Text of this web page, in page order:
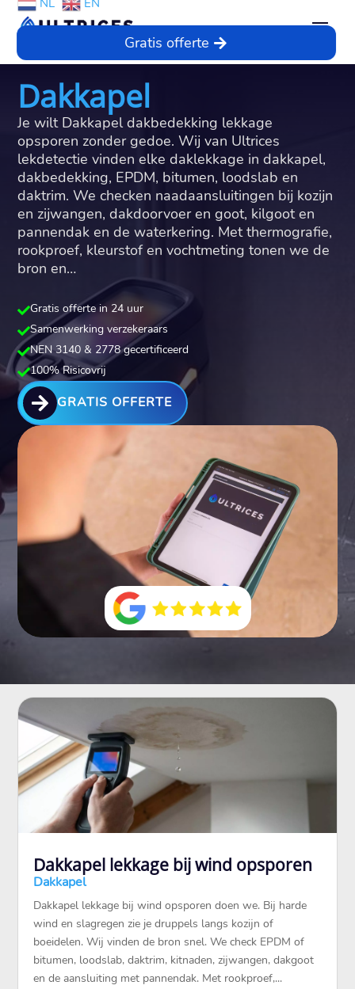
NL EN
Gratis offerte
Dakkapel
Je wilt Dakkapel dakbedekking lekkage
opsporen zonder gedoe.​ Wij van Ultrices
lekdetectie vinden elke daklekkage in dakkapel,
dakbedekking, EPDM, bitumen, loodslab en
daktrim.​ We checken naadaansluitingen bij kozijn
en zijwangen, dakdoorvoer en goot, kilgoot en
pannendak en de waterkering.​ Met thermografie,
rookproef, kleurstof en vochtmeting tonen we de
bron en…
Gratis offerte in 24 uur
Samenwerking verzekeraars
NEN 3140 & 2778 gecertificeerd
100% Risicovrij
 GRATIS OFFERTE
Dakkapel lekkage bij wind opsporen
Dakkapel
Dakkapel lekkage bij wind opsporen doen we.​ Bij harde
wind en slagregen zie je druppels langs kozijn of
boeidelen.​ Wij vinden de bron snel.​ We check EPDM of
bitumen, loodslab, daktrim, kitnaden, zijwangen, dakgoot
en de aansluiting met pannendak.​ Met rookproef,...